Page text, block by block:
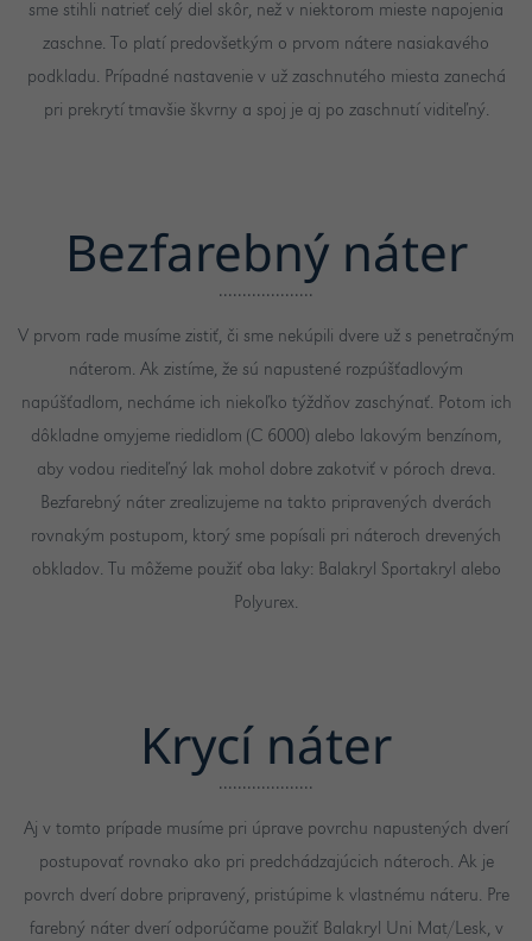
sme stihli natrieť celý diel skôr, než v niektorom mieste napojenia
zaschne. To platí predovšetkým o prvom nátere nasiakavého
podkladu. Prípadné nastavenie v už zaschnutého miesta zanechá
pri prekrytí tmavšie škvrny a spoj je aj po zaschnutí viditeľný.
Bezfarebný náter
V prvom rade musíme zistiť, či sme nekúpili dvere už s penetračným
náterom. Ak zistíme, že sú napustené rozpúšťadlovým
napúšťadlom, necháme ich niekoľko týždňov zaschýnať. Potom ich
dôkladne omyjeme riedidlom (C 6000) alebo lakovým benzínom,
aby vodou riediteľný lak mohol dobre zakotviť v póroch dreva.
Bezfarebný náter zrealizujeme na takto pripravených dverách
rovnakým postupom, ktorý sme popísali pri náteroch drevených
obkladov. Tu môžeme použiť oba laky: Balakryl Sportakryl alebo
Polyurex.
Krycí náter
Aj v tomto prípade musíme pri úprave povrchu napustených dverí
postupovať rovnako ako pri predchádzajúcich náteroch. Ak je
povrch dverí dobre pripravený, pristúpime k vlastnému náteru. Pre
farebný náter dverí odporúčame použiť Balakryl Uni Mat/Lesk, v